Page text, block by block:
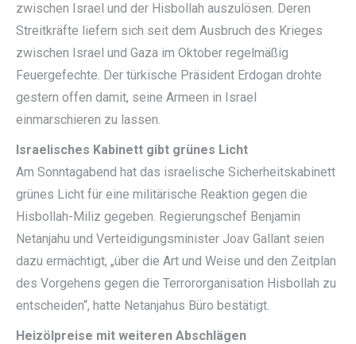
zwischen Israel und der Hisbollah auszulösen. Deren
Streitkräfte liefern sich seit dem Ausbruch des Krieges
zwischen Israel und Gaza im Oktober regelmäßig
Feuergefechte. Der türkische Präsident Erdogan drohte
gestern offen damit, seine Armeen in Israel
einmarschieren zu lassen.
Israelisches Kabinett gibt grünes Licht
Am Sonntagabend hat das israelische Sicherheitskabinett
grünes Licht für eine militärische Reaktion gegen die
Hisbollah-Miliz gegeben. Regierungschef Benjamin
Netanjahu und Verteidigungsminister Joav Gallant seien
dazu ermächtigt, „über die Art und Weise und den Zeitplan
des Vorgehens gegen die Terrororganisation Hisbollah zu
entscheiden“, hatte Netanjahus Büro bestätigt.
Heizölpreise mit weiteren Abschlägen